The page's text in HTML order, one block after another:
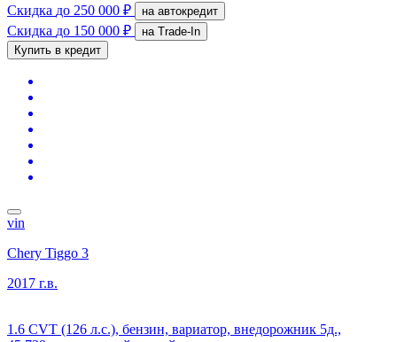
Скидка до 250 000 ₽ на автокредит
Скидка до 150 000 ₽
на Trade-In
Купить в кредит
vin
Chery Tiggo 3
2017 г.в.
1.6 CVT (126 л.с.), бензин, вариатор, внедорожник 5д.,